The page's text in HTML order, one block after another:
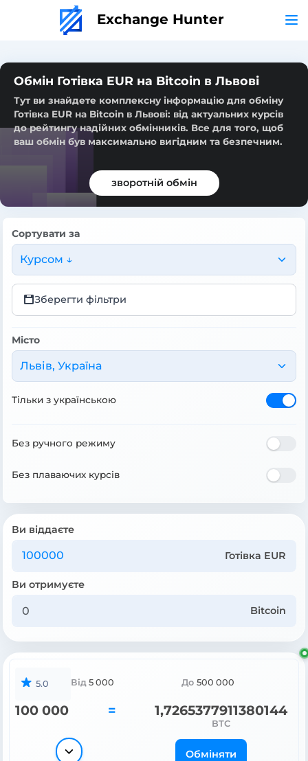
Exchange Hunter
Обмін Готівка EUR на Bitcoin в Львові
Тут ви знайдете комплексну інформацію для обміну
Готівка EUR на Bitcoin в Львові: від актуальних курсів
до рейтингу надійних обмінників. Все для того, щоб
ваш обмін був максимально вигідним та безпечним.
зворотній обмін
Сортувати за
Курсом ↓
Зберегти фільтри
Місто
Львів, Україна
Тільки з українською
Без ручного режиму
Без плаваючих курсів
Ви віддаєте
Готівка EUR
Ви отримуєте
Bitcoin
5.0 Від 5 000 До 500 000
100 000 = 1,7265377911380144
BTC
Обміняти